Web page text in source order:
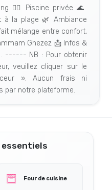
🏊‍♂️ Piscine privée 🌊
à la plage 🌿 Ambiance
mélange entre confort,
Ghezez 📩 Infos &
------ NB : Pour obtenir
veuillez cliquer sur le
». Aucun frais ni
par notre plateforme.
essentiels
Four de cuisine